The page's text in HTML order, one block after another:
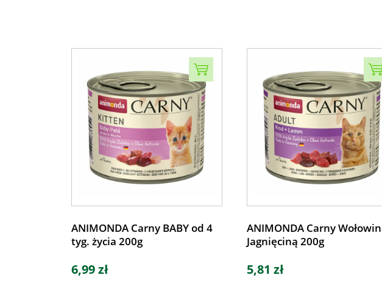
ANIMONDA Carny BABY od 4
tyg. życia 200g
6,99 zł
ANIMONDA Carny
Jagnięciną 200g
5,81 zł